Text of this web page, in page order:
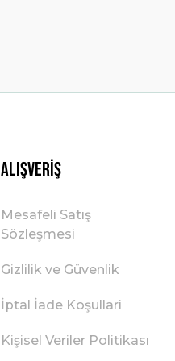
Alışveriş
Mesafeli Satış
Sözleşmesi
Gizlilik ve Güvenlik
İptal İade Koşullari
Kişisel Veriler Politikası